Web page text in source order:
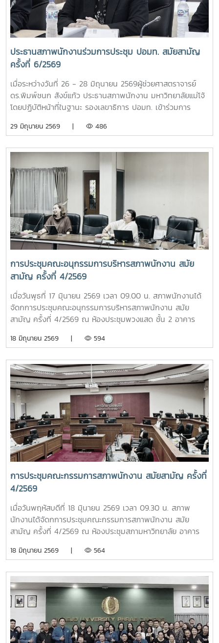
คะแนนภายในวันจันทร์ที่ 31 สิงหาคม 2569- ประกาศผลการ
เลือกตั้งเอกสารประกอบ https://maejo.link/2mDnbg ใบ
สมัคร https://maejo.link/aLop2k
ประธานสภาพนักงานร่วมการประชุม ปอมท. สมัยสามัญ
ครั้งที่ 6/2569
เมื่อระหว่างวันที่ 26 - 28 มิถุนายน 2569ผู้ช่วยศาสตราจารย์
ดร.พิมพ์ชนก สังข์แก้ว ประธานสภาพนักงาน มหาวิทยาลัยแม่โจ้
โดยปฏิบัติหน้าที่ในฐานะ รองเลขาธิการ ปอมท. เข้าร่วมการ
อาคารนวมินทรราชินี ชั้น 1 มหาวิทยาลัยเทคโนโลยีพระจอมเกล้า
คณาจารย์ สภาพนักงาน และผู้แทนจากสถาบันอุดมศึกษาทั่ว
ประเทศเข้าร่วมประชุม เพื่อแลกเปลี่ยนความคิดเห็นและร่วมกันขับ
เคลื่อนประเด็นสำคัญด้านการอุดมศึกษาและการพัฒนาบุคลากร
มหาวิทยาลัยการประชุมครั้งนี้มีวาระสำคัญ ได้แก่ การเตรียมจัด
โครงการประชุมวิชาการระดับชาติและนานาชาติ ปอมท. ประจำปี
2569 ความก้าวหน้าการจัดทำวารสารวิชาการ ปอมท. หรือ
JCUFST การยกร่างข้อบังคับสมาคมที่ประชุมประธานสภาอาจารย์
มหาวิทยาลัยแห่งประเทศไทย ตลอดจนการเตรียมจัดโครงการ
เสวนา “Dinner Talk” ร่วมกับอาจารย์ดีเด่นแห่งชาติ เพื่อเปิด
พื้นที่แลกเปลี่ยนองค์ความรู้ ประสบการณ์ และข้อเสนอเชิง
นโยบายที่สามารถนำไปใช้ประโยชน์ต่อการพัฒนาอุดมศึกษาไทย
อย่างเป็นรูปธรรมนอกจากนี้ ที่ประชุมยังได้พิจารณาการดำเนิน
งานคัดเลือกอาจารย์ดีเด่นแห่งชาติ ประจำปี 2569 รวมถึงการ
กำหนดมหาวิทยาลัยเจ้าภาพจัดการประชุม ปอมท. ในปี 2569
และ 2570 เพื่อเสริมสร้างเครือข่ายความร่วมมือระหว่างสภา
ทั่วประเทศให้มีความเข้มแข็งและต่อเนื่องภายในงานยังมีกิจกรรม
ศาสตราจารย์ ดร.สมศักดิ์ อรรคทิมากูล คณบดีคณะครุศาสตร์
อุตสาหกรรม และการเยี่ยมชมกิจกรรม Open House ณ
สถาบันนวัตกรรมเทคโนโลยีไทย–ฝรั่งเศส ซึ่งช่วยส่งเสริมการ
แลกเปลี่ยนแนวคิดด้านมาตรฐานวิชาชีพอาจารย์ การจัดการเรียน
รู้ และนวัตกรรมทางการศึกษาการประชุมครั้งนี้สะท้อนบทบาท
ของ ปอมท. ในการเป็นกลไกกลางเชื่อมโยงความคิดเห็นของ
บุคลากรในสถาบันอุดมศึกษา ตลอดจนผลักดันความร่วมมือเชิง
นโยบาย เพื่อร่วมกันยกระดับคุณภาพการศึกษา พัฒนาบุคลากร
และสร้างความเข้มแข็งให้แก่ระบบอุดมศึกษาไทยอย่างยั่งยืน
ภาพ/ข่าว : ที่ประชุมประธานสภาอาจารย์มหาวิทยาลัยแห่ง
ประเทศไทย - ปอมท.
29 มิถุนายน 2569 | 486
การประชุมคณะอนุกรรมการบริหารสภาพนักงาน สมัย
สามัญ ครั้งที่ 4/2569
เมื่อวันพุธที่ 17 มิุนายน 2569 เวลา 09.00 น. สภาพนักงานได้
จัดกการประชุมคณะอนุกรรมการบริหารสภาพนักงาน สมัย
สามัญ ครั้งที่ 4/2569 ณ ห้องประชุมพวงแสด ชั้น 2 อาคาร
โครงการส่งเสริมและเผยแพร่ความรู้เพื่อการขับเคลื่อนจริยธรรม
สุดท้าย - ปรับปรุงแผนการประชุมคณะกรรมการสภาพนักงาน -
การเสนอชื่อคณะกรรมการคัดเลือกอาจารย์ดีเด่นแห่งชาติ - ผลก
ระทบจากการควบรวมหรือยุบรวมหน่วยงาน - การสรรหาผู้
สมควรได้รับปริญญาดุษฎีบัณฑิตกิตติมศักดิ์ - ข้อมูลรายรับ
ของกองทุนเงินชดเชย - ปัญหารถไฟฟ้าไม่เพียงพอ - ปัญหา
มิจฉาชีพหลอกโอนเงินจองหอพักนักศึกษา
18 มิถุนายน 2569 | 594
การประชุมคณะกรรมการสภาพนักงาน สมัยสามัญ ครั้งที่
4/2569
เมื่อวันพฤหัสบดีที่ 18 มิุนายน 2569 เวลา 09.30 น. สภาพ
นักงานได้จัดกการประชุมคณะกรรมการสภาพนักงาน สมัย
สามัญ ครั้งที่ 4/2569 ณ ห้องประชุมสภามหาวิทยาลัย อาคาร
โครงการส่งเสริมและเผยแพร่ความรู้เพื่อการขับเคลื่อนจริยธรรม
สุดท้าย - ปรับปรุงแผนการประชุมคณะกรรมการสภาพนักงาน -
การเสนอชื่อคณะกรรมการคัดเลือกอาจารย์ดีเด่นแห่งชาติ - ผลก
ระทบจากการควบรวมหรือยุบรวมหน่วยงาน - การสรรหาผู้
สมควรได้รับปริญญาดุษฎีบัณฑิตกิตติมศักดิ์ - ข้อมูลรายรับ
ของกองทุนเงินชดเชย - ปัญหารถไฟฟ้าไม่เพียงพอ - ปัญหา
มิจฉาชีพหลอกโอนเงินจองหอพักนักศึกษา
18 มิถุนายน 2569 | 564